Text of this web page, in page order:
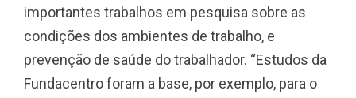
importantes trabalhos em pesquisa sobre as
condições dos ambientes de trabalho, e
prevenção de saúde do trabalhador. “Estudos da
Fundacentro foram a base, por exemplo, para o